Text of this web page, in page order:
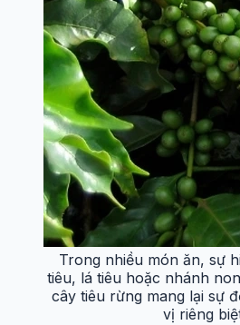
Trong nhiều món ăn, sự
tiêu, lá tiêu hoặc nhánh
cây tiêu rừng mang lại sự
vị riêng